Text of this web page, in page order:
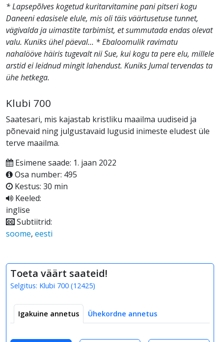
* Lapsepõlves kogetud kuritarvitamine pani pitseri kogu
Daneeni edasisele elule, mis oli täis väärtusetuse tunnet,
vägivalda ja uimastite tarbimist, et summutada endas olevat
valu. Kuniks ühel päeval... * Ebaloomulik ravimatu
nahalööve häiris tugevalt nii Sue, kui kogu ta pere elu, millele
arstid ei leidnud mingit lahendust. Kuniks Jumal tervendas ta
ühe hetkega.
Klubi 700
Saatesari, mis kajastab kristliku maailma uudiseid ja
põnevaid ning julgustavaid lugusid inimeste eludest üle
terve maailma.
Esimene saade: 1. jaan 2022
Osa number: 495
Kestus: 30 min
Keeled:
inglise
Subtiitrid:
soome, eesti
Toeta väärt saateid!
Selgitus: Klubi 700 (12425)
Igakuine annetus Ühekordne annetus